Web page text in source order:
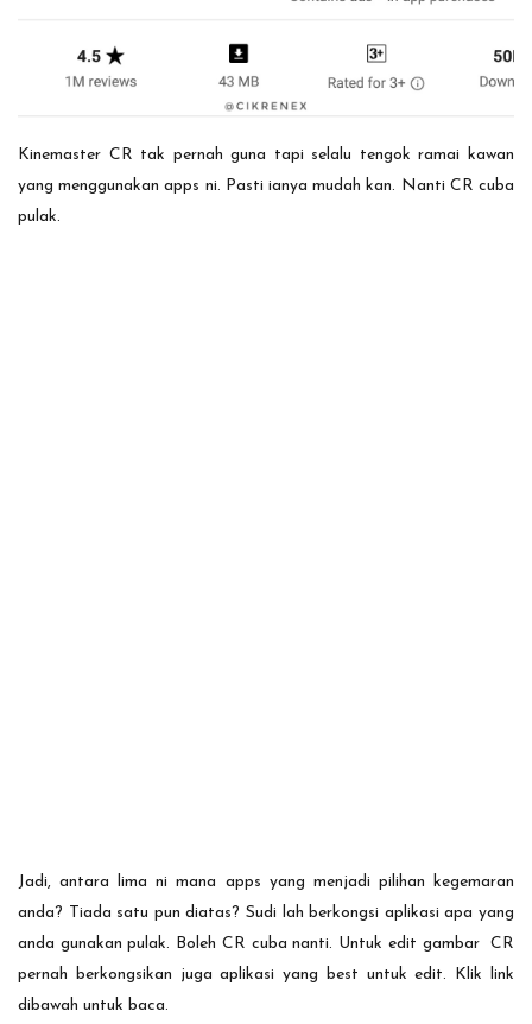
Kinemaster CR tak pernah guna tapi selalu tengok ramai kawan
yang menggunakan apps ni. Pasti ianya mudah kan. Nanti CR cuba
pulak.
Jadi, antara lima ni mana apps yang menjadi pilihan kegemaran
anda? Tiada satu pun diatas? Sudi lah berkongsi aplikasi apa yang
anda gunakan pulak. Boleh CR cuba nanti. Untuk edit gambar CR
pernah berkongsikan juga aplikasi yang best untuk edit. Klik link
dibawah untuk baca.